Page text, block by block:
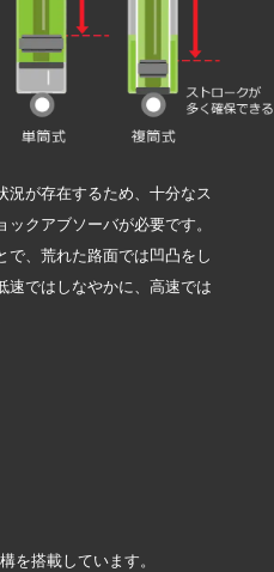
況が存在するため、十分なス
クアブソーバが必要です。
で、荒れた路面では凹凸をし
速ではしなやかに、高速では
を搭載しています。